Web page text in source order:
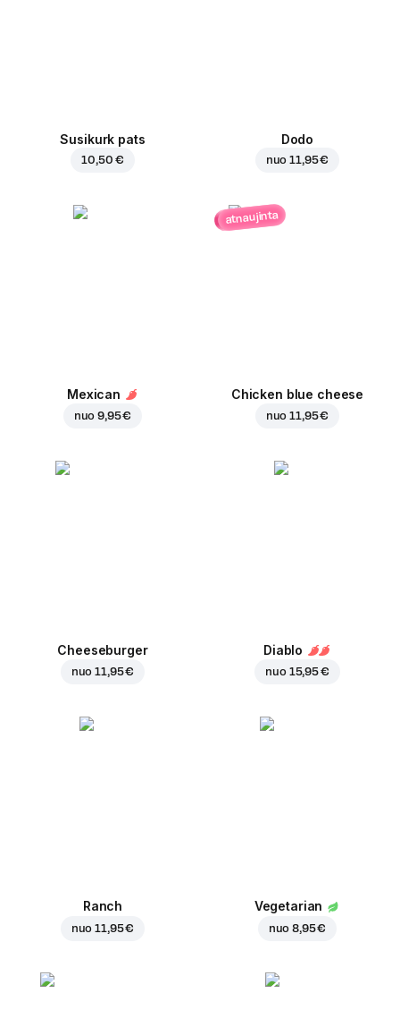
Susikurk pats
10,50 €
Dodo
nuo11,95 €
Mexican
nuo9,95 €
atnaujinta
Chicken blue cheese
nuo11,95 €
Cheeseburger
nuo11,95 €
Diablo
nuo 15,95 €
Ranch
nuo11,95 €
Vegetarian
nuo8,95 €